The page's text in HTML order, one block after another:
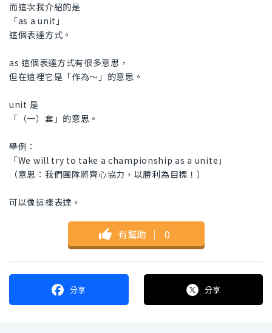
而這次我介紹的是
「as a unit」
這個表達方式。
as 這個表達方式有很多意思，
但在這裡它是「作為〜」的意思。
unit 是
「（一）套」的意思。
舉例：
「We will try to take a championship as a unite」
（意思：我們團隊將齊心協力，以勝利為目標！）
可以像這樣表達。
有幫助 ｜ 0
分享 分享